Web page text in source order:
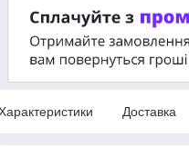
Доставка